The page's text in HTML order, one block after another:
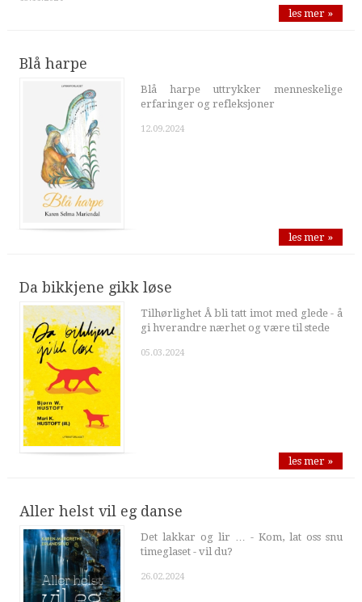
les mer »
Blå harpe
Blå harpe uttrykker menneskelige
erfaringer og refleksjoner
12.09.2024
les mer »
Da bikkjene gikk løse
Tilhørlighet Å bli tatt imot med glede - å
gi hverandre nærhet og være til stede
05.03.2024
les mer »
Aller helst vil eg danse
Det lakkar og lir … - Kom, lat oss snu
timeglaset - vil du?
26.02.2024